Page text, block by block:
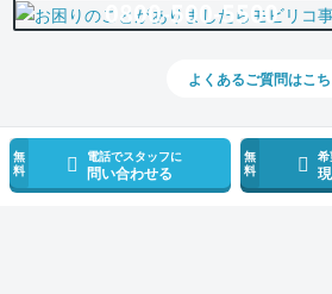
無
料
電話でスタッフに
問い合わせる
無
料
0800-500-5500
よくあるご質問はこ